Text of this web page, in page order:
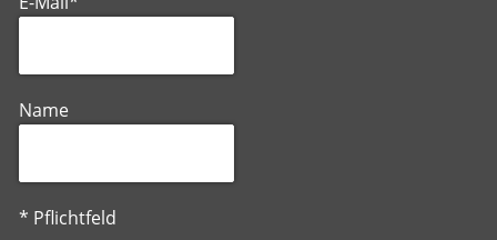
Name
* Pflichtfeld